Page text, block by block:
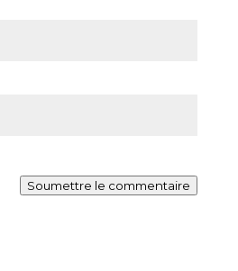
Soumettre le commentaire